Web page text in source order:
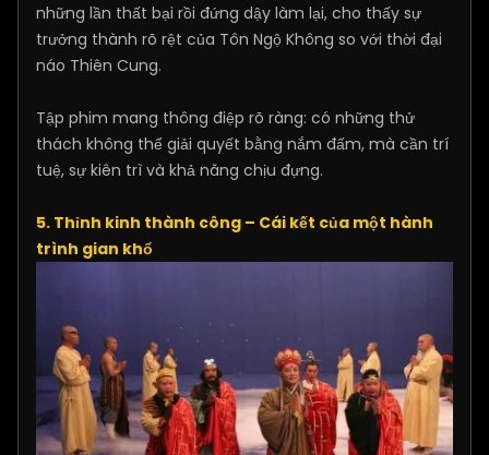
những lần thất bại rồi đứng dậy làm lại, cho thấy sự
trưởng thành rõ rệt của Tôn Ngộ Không so với thời đại
náo Thiên Cung.
Tập phim mang thông điệp rõ ràng: có những thử
thách không thể giải quyết bằng nắm đấm, mà cần trí
tuệ, sự kiên trì và khả năng chịu đựng.
5. Thỉnh kinh thành công – Cái kết của một hành
trình gian khổ